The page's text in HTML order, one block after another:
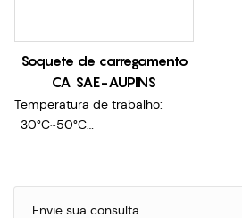
Envie sua consulta
Soquete de carregamento
CA SAE-AUPINS
Temperatura de trabalho:
-30°C~50°C
Corrente nominal: entrada CA:
16A, 32A